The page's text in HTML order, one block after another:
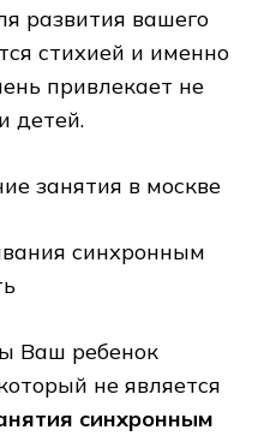
развития вашего
стихией и именно
привлекает не
детей.
синхронным
Ваш ребенок
не является
синхронным